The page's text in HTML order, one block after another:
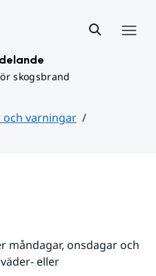
skogsbrand
och varningar
måndagar, onsdagar och
eller